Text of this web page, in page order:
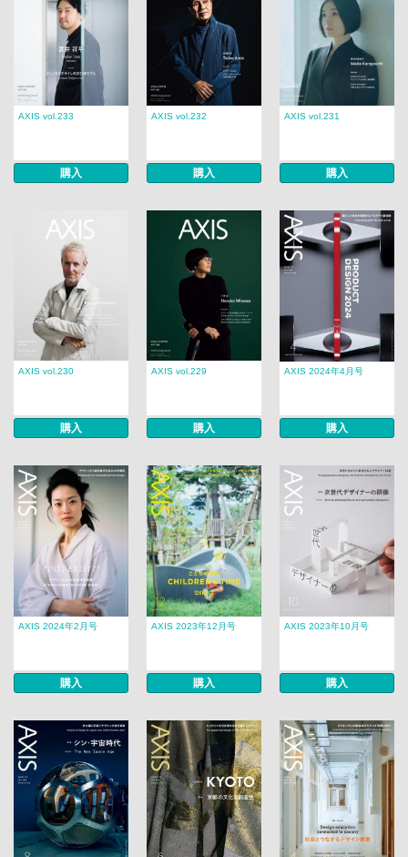
AXIS vol.233
購入
AXIS vol.232
購入
AXIS vol.231
購入
AXIS vol.230
購入
AXIS vol.229
購入
AXIS 2024年4月号
購入
AXIS 2024年2月号
購入
AXIS 2023年12月号
購入
AXIS 2023年10月号
購入